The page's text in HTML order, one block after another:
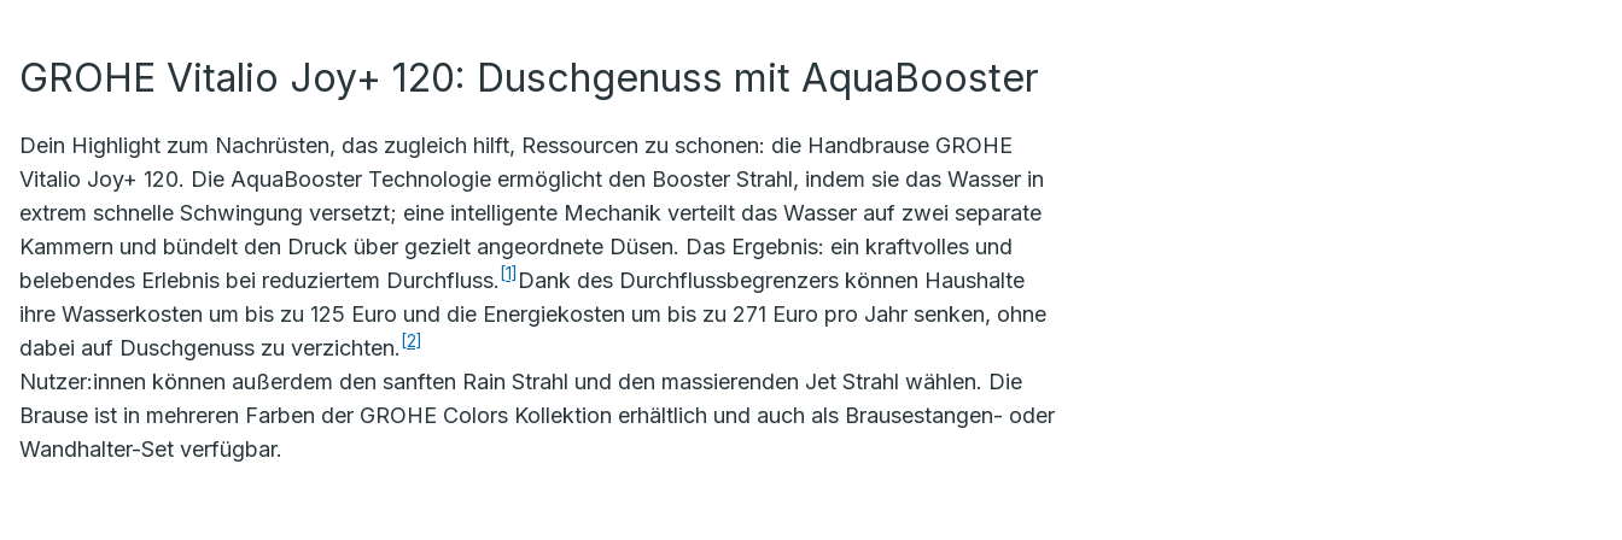
GROHE Vitalio Joy+ 120: Duschgenuss mit AquaBooster
Dein Highlight zum Nachrüsten, das zugleich hilft, Ressourcen zu schonen: die Handbrause GROHE
Vitalio Joy+ 120. Die AquaBooster Technologie ermöglicht den Booster Strahl, indem sie das Wasser in
extrem schnelle Schwingung versetzt; eine intelligente Mechanik verteilt das Wasser auf zwei separate
Kammern und bündelt den Druck über gezielt angeordnete Düsen. Das Ergebnis: ein kraftvolles und
belebendes Erlebnis bei reduziertem Durchfluss. [1] Dank des Durchflussbegrenzers können Haushalte
ihre Wasserkosten um bis zu 125 Euro und die Energiekosten um bis zu 271 Euro pro Jahr senken, ohne
dabei auf Duschgenuss zu verzichten. [2]
Nutzer:innen können außerdem den sanften Rain Strahl und den massierenden Jet Strahl wählen. Die
Brause ist in mehreren Farben der GROHE Colors Kollektion erhältlich und auch als Brausestangen- oder
Wandhalter-Set verfügbar.